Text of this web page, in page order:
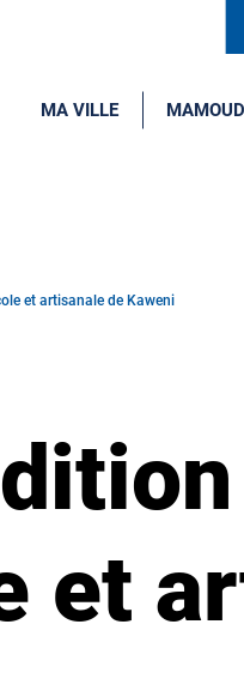
MA VILLE
et artisanale de Kaweni
et